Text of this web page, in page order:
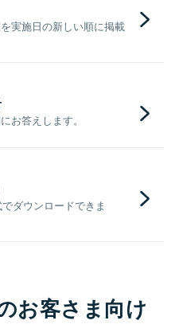
実施日の新しい順に掲載
お答えします。
ダウンロードできま
お客さま向け